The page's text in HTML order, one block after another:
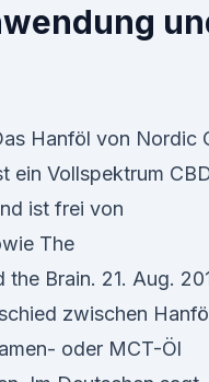
Hanföl von Nordic
ein Vollspektrum
ist frei von
The
Brain. 21. Aug.
zwischen
oder MCT-Öl